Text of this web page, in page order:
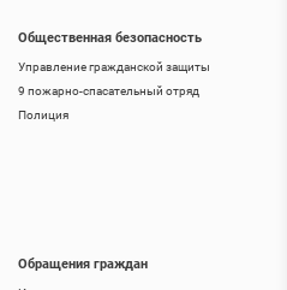
Общественная безопасность
Управление гражданской защиты
9 пожарно-спасательный отряд
Полиция
Обращения граждан